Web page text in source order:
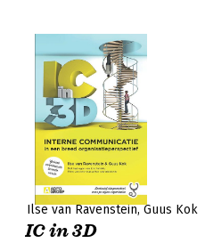
Ilse van Ravenstein Guus Kok
IC in 3D